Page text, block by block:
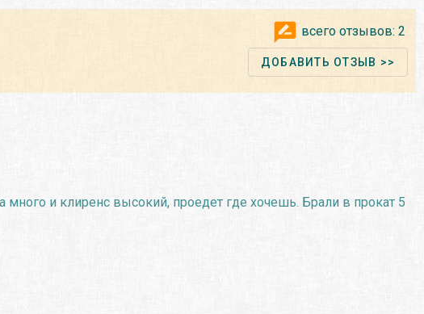
всего отзывов: 2
ДОБАВИТЬ ОТЗЫВ >>
и клиренс высокий, проедет где хочешь. Брали в прокат 5